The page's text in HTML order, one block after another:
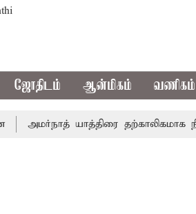
ஜோதிடம் ஆன்மிகம் வணிகம்
அமர்நாத் யாத்திரை தற்காலிகமாக